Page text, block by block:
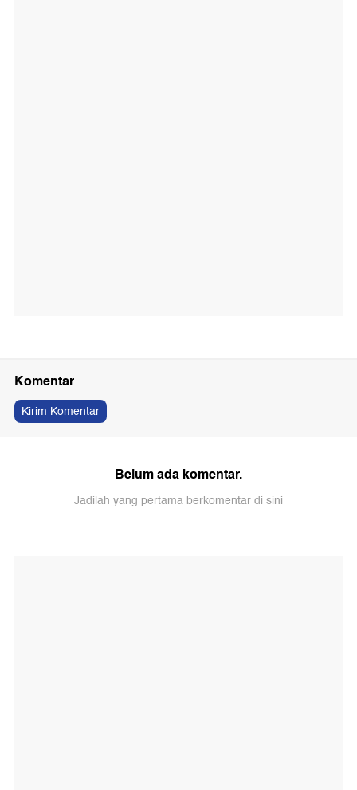
Komentar
Kirim Komentar
Belum ada komentar.
Jadilah yang pertama berkomentar di sini